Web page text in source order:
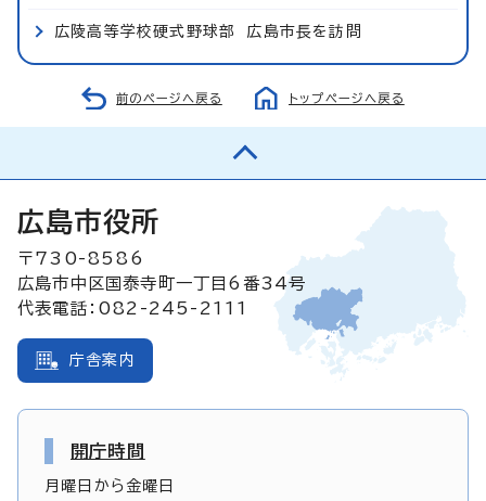
広陵高等学校硬式野球部 広島市長を訪問
前のページへ戻る トップページへ戻る
広島市役所
〒730-8586
広島市中区国泰寺町一丁目6番34号
代表電話：082-245-2111
庁舎案内
開庁時間
月曜日から金曜日